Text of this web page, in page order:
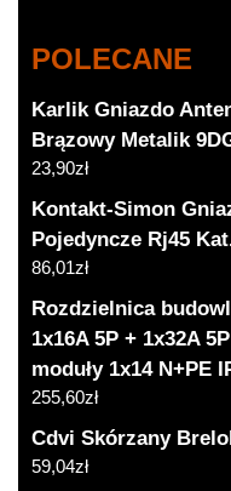
POLECANE
Karlik Gniazdo
Brązowy Metalik
23,90zł
Kontakt-Simon
Pojedyncze Rj45
86,01zł
Rozdzielnica
1x16A 5P + 1x32A
moduły 1x14 N+PE
255,60zł
Cdvi Skórzany
59,04zł